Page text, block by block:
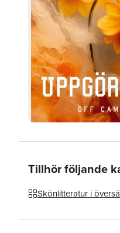
Tillhör följande
Skönlitteratur i